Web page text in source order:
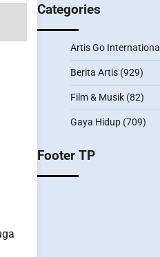
Categories
Artis Go International
Berita Artis(929)
Film & Musik(82)
Gaya Hidup(709)
Footer TP